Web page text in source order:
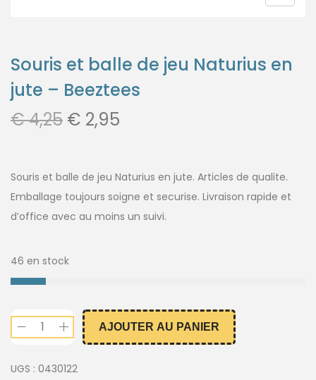
Souris et balle de jeu Naturius en
jute – Beeztees
€4,25 € 2,95
Souris et balle de jeu Naturius en jute. Articles de qualite.
Emballage toujours soigne et securise. Livraison rapide et
d’office avec au moins un suivi.
46 en stock
AJOUTER AU PANIER
UGS : 0430122